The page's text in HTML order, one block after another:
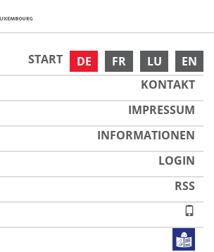
DE FR LU EN
START
KONTAKT
IMPRESSUM
INFORMATIONEN
LOGIN
RSS